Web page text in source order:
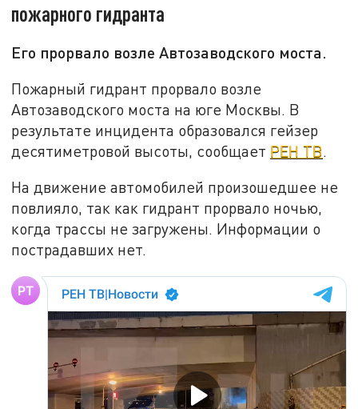
пожарного гидранта
Его прорвало возле Автозаводского моста.
Пожарный гидрант прорвало возле
Автозаводского моста на юге Москвы. В
результате инцидента образовался гейзер
десятиметровой высоты, сообщает РЕН ТВ.
На движение автомобилей произошедшее не
повлияло, так как гидрант прорвало ночью,
когда трассы не загружены. Информации о
пострадавших нет.